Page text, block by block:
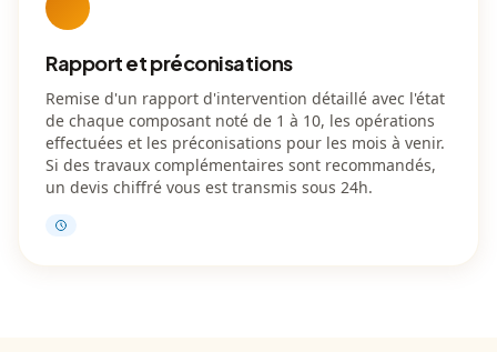
Rapport et préconisations
Remise d'un rapport d'intervention détaillé avec l'état
de chaque composant noté de 1 à 10, les opérations
effectuées et les préconisations pour les mois à venir.
Si des travaux complémentaires sont recommandés,
un devis chiffré vous est transmis sous 24h.